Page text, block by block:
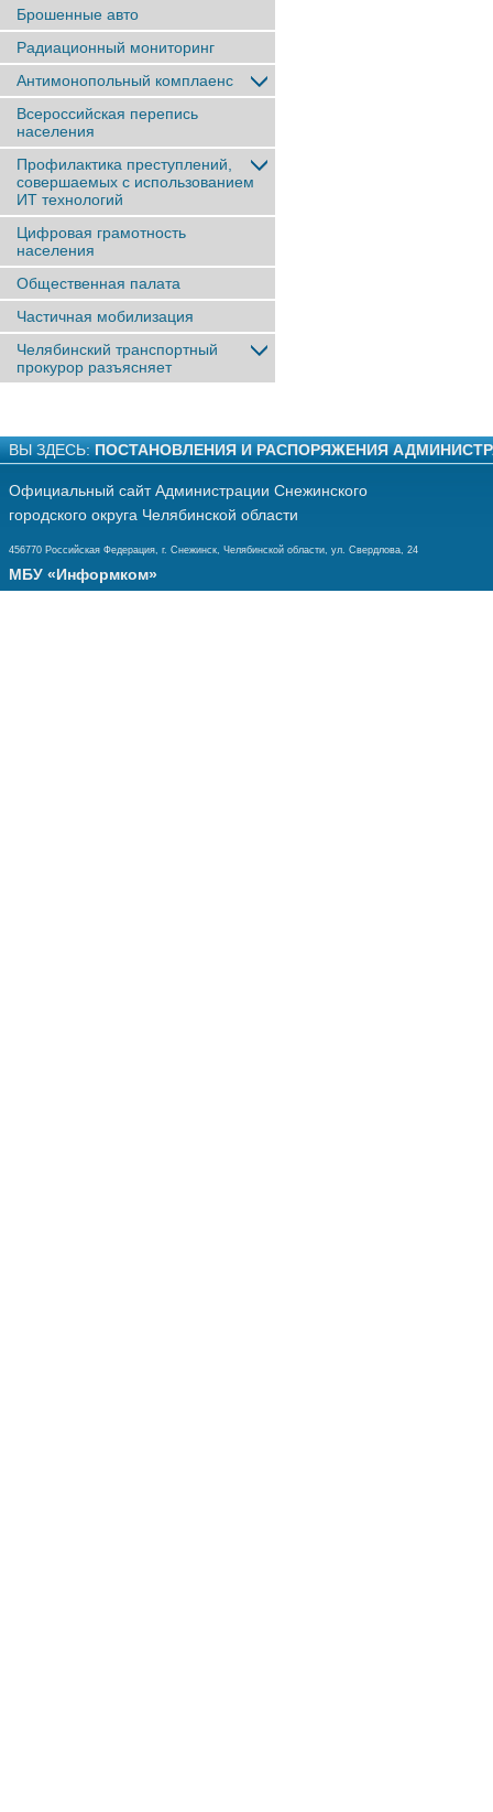
Брошенные авто
Радиационный мониторинг
Антимонопольный комплаенс
Всероссийская перепись
населения
Профилактика преступлений,
совершаемых с использованием
ИТ технологий
Цифровая грамотность
населения
Общественная палата
Частичная мобилизация
Челябинский транспортный
прокурор разъясняет
ВЫ ЗДЕСЬ: ПОСТАНОВЛЕНИЯ И РАСПОРЯЖЕНИЯ
Официальный сайт Администрации Снежинского
городского округа Челябинской области
456770 Российская Федерация, г. Снежинск, Челябинской области, ул. Свердлова, 24
МБУ «Информком»